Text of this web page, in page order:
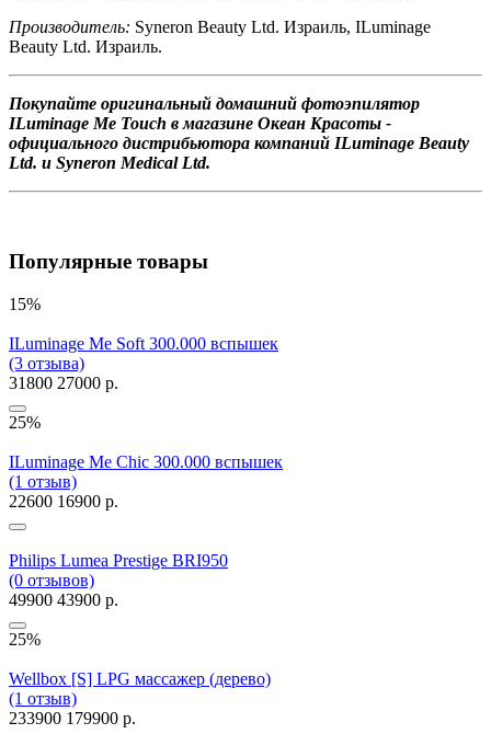
Производитель: Syneron Beauty Ltd. Израиль, ILuminage
Beauty Ltd. Израиль.
Покупайте оригинальный домашний фотоэпилятор
ILuminage Me Touch в магазине Океан Красоты -
официального дистрибьютора компаний ILuminage Beauty
Ltd. и Syneron Medical Ltd.
Популярные товары
15%
ILuminage Me Soft 300.000 вспышек
(3 отзыва)
31800 27000 р.
25%
ILuminage Me Chic 300.000 вспышек
(1 отзыв)
22600 16900 р.
Philips Lumea Prestige BRI950
(0 отзывов)
49900 43900 р.
25%
Wellbox [S] LPG массажер (дерево)
(1 отзыв)
233900 179900 р.